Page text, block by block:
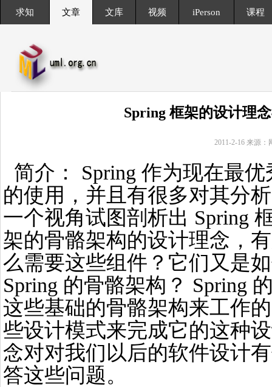
求知 文章 文库 视频 iPerson 课程
Spring 框架的设计理
2011-2-16 来源：
简介： Spring 作为现在最
的使用，并且有很多对其分
一个视角试图剖析出 Spring
架的骨骼架构的设计理念，
么需要这些组件？它们又是
Spring 的骨骼架构？ Spring
这些基础的骨骼架构来工作
些设计模式来完成它的这种
念对对我们以后的软件设计
答这些问题。